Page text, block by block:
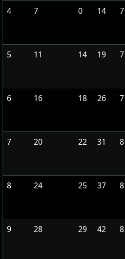
4 7 0 14 7
5 11 14 19 7
6 16 18 26 7
7 20 22 31 8
8 24 25 37 8
9 28 29 42 8